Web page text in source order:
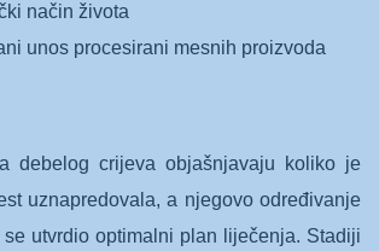
način života
unos procesirani mesnih proizvoda
debelog crijeva objašnjavaju koliko je
uznapredovala, a njegovo određivanje
utvrdio optimalni plan liječenja. Stadiji